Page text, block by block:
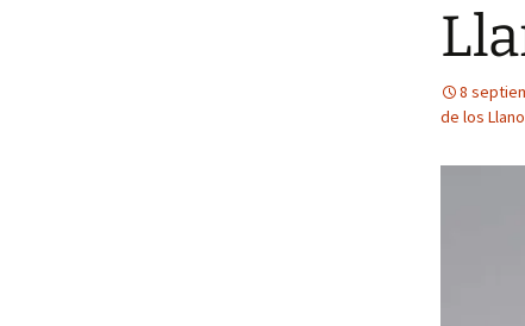
8
de los